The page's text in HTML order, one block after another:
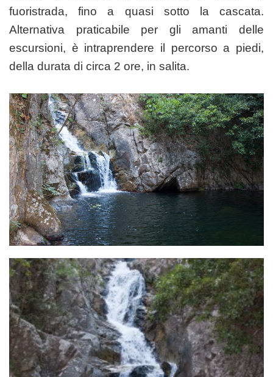
fuoristrada, fino a quasi sotto la cascata.
Alternativa praticabile per gli amanti delle
escursioni, è intraprendere il percorso a piedi,
della durata di circa 2 ore, in salita.